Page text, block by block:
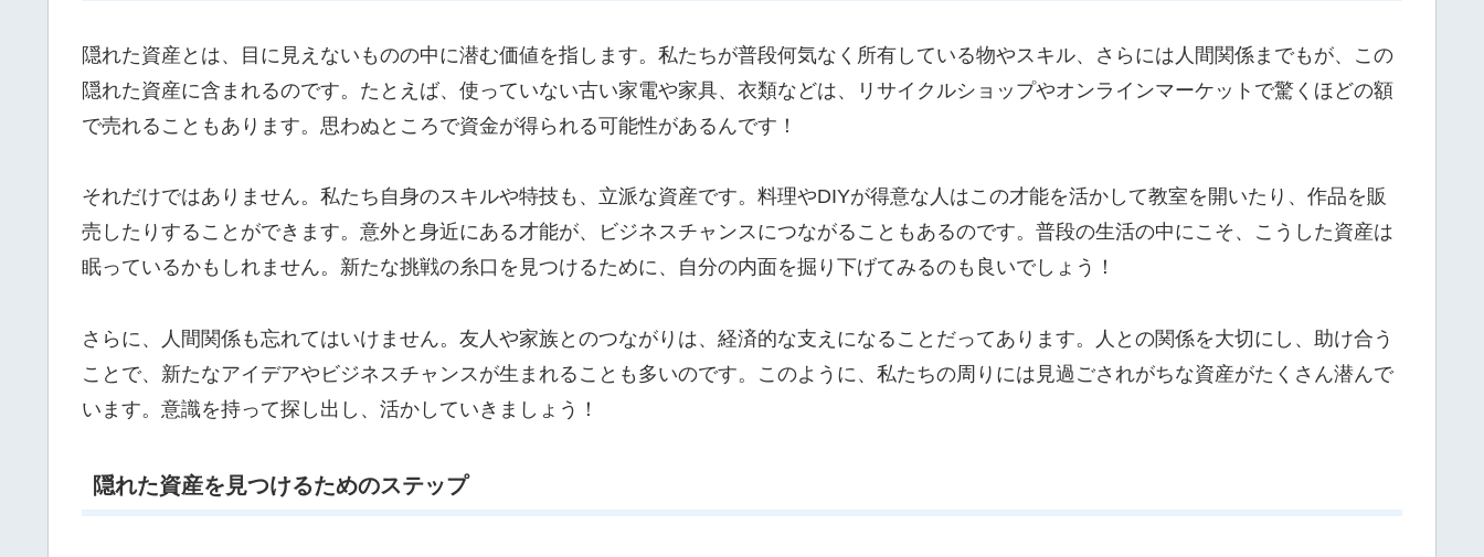
隠れた資産とは、目に見えないものの中に潜む価値を指します。私たちが普段何気なく所有している物やスキル、さらには人間関係までもが、この
隠れた資産に含まれるのです。たとえば、使っていない古い家電や家具、衣類などは、リサイクルショップやオンラインマーケットで驚くほどの額
で売れることもあります。思わぬところで資金が得られる可能性があるんです！
それだけではありません。私たち自身のスキルや特技も、立派な資産です。料理やDIYが得意な人はこの才能を活かして教室を開いたり、作品を販
売したりすることができます。意外と身近にある才能が、ビジネスチャンスにつながることもあるのです。普段の生活の中にこそ、こうした資産は
眠っているかもしれません。新たな挑戦の糸口を見つけるために、自分の内面を掘り下げてみるのも良いでしょう！
さらに、人間関係も忘れてはいけません。友人や家族とのつながりは、経済的な支えになることだってあります。人との関係を大切にし、助け合う
ことで、新たなアイデアやビジネスチャンスが生まれることも多いのです。このように、私たちの周りには見過ごされがちな資産がたくさん潜んで
います。意識を持って探し出し、活かしていきましょう！
隠れた資産を見つけるためのステップ